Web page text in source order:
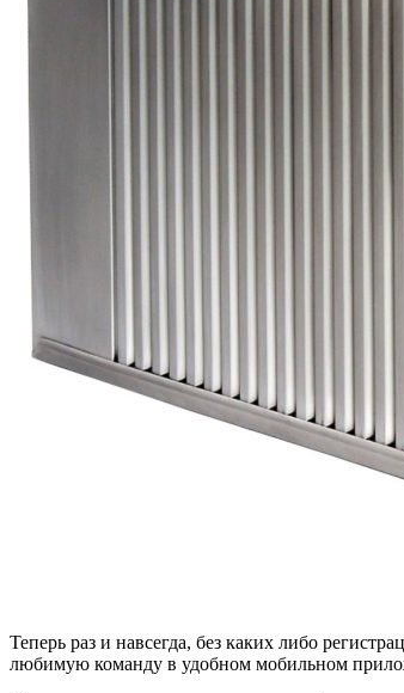
Теперь раз и навсегда, без каких либо
любимую команду в удобном мобильном